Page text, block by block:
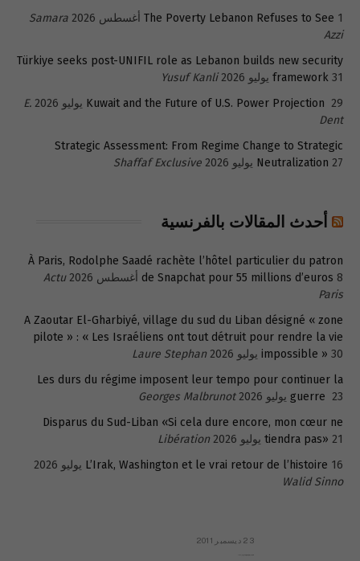
The Poverty Lebanon Refuses to See 1 أغسطس 2026
Samara
Azzi
Türkiye seeks post-UNIFIL role as Lebanon builds new security
framework 31 يوليو 2026
Yusuf Kanli
Kuwait and the Future of U.S. Power Projection 29 يوليو 2026
E.
Dent
Strategic Assessment: From Regime Change to Strategic
Neutralization 27 يوليو 2026 Shaffaf Exclusive
أحدث المقالات بالفرنسية
À Paris, Rodolphe Saadé rachète l’hôtel particulier du patron
de Snapchat pour 55 millions d’euros 8 أغسطس 2026
Actu
Paris
A Zaoutar El-Gharbiyé, village du sud du Liban désigné « zone
pilote » : « Les Israéliens ont tout détruit pour rendre la vie
impossible » 30 يوليو 2026
Laure Stephan
Les durs du régime imposent leur tempo pour continuer la
guerre 23 يوليو 2026
Georges Malbrunot
Disparus du Sud-Liban «Si cela dure encore, mon cœur ne
tiendra pas» 21 يوليو 2026
Libération
L’Irak, Washington et le vrai retour de l’histoire 16 يوليو 2026
Walid Sinno
23 ديسمبر 2011